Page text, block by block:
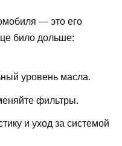
— это его
било дольше:
уровень масла.
фильтры.
и уход за системой